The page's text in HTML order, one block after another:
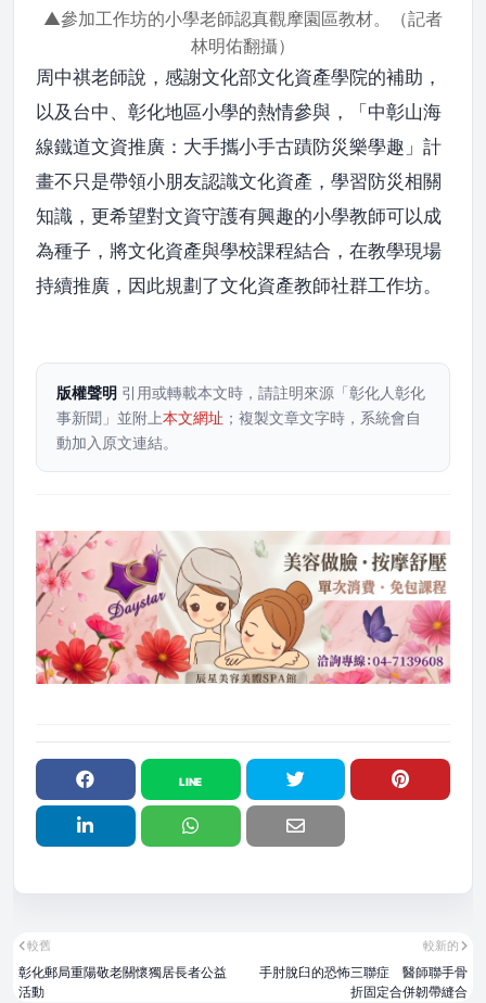
▲參加工作坊的小學老師認真觀摩園區教材。（記者
林明佑翻攝）
周中祺老師說，感謝文化部文化資產學院的補助，
以及台中、彰化地區小學的熱情參與，「中彰山海
線鐵道文資推廣：大手攜小手古蹟防災樂學趣」計
畫不只是帶領小朋友認識文化資產，學習防災相關
知識，更希望對文資守護有興趣的小學教師可以成
為種子，將文化資產與學校課程結合，在教學現場
持續推廣，因此規劃了文化資產教師社群工作坊。
版權聲明 引用或轉載本文時，請註明來源「彰化人彰化
事新聞」並附上本文網址 ；複製文章文字時，系統會自
動加入原文連結。
較新的
手肘脫臼的恐怖三聯症 醫師聯手骨
折固定合併韌帶縫合
較舊
彰化郵局重陽敬老關懷獨居長者公益
活動